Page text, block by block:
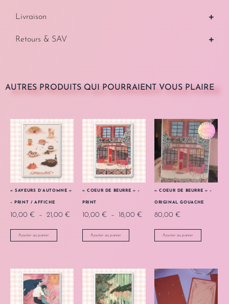
Livraison
Retours & SAV
AUTRES PRODUITS QUI POURRAIENT VOUS PLAIRE
« SAVEURS D’AUTOMNE »
– PRINT / AFFICHE
10,00 € – 21,00 €
Ajouter au panier
« COEUR DE BEURRE » –
PRINT
10,00 € – 18,00 €
Ajouter au panier
« COEUR DE BEURRE » –
ORIGINAL GOUACHE
80,00 €
Ajouter au panier